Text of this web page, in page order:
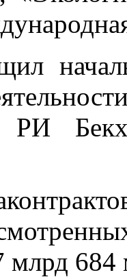
РИ
млрд